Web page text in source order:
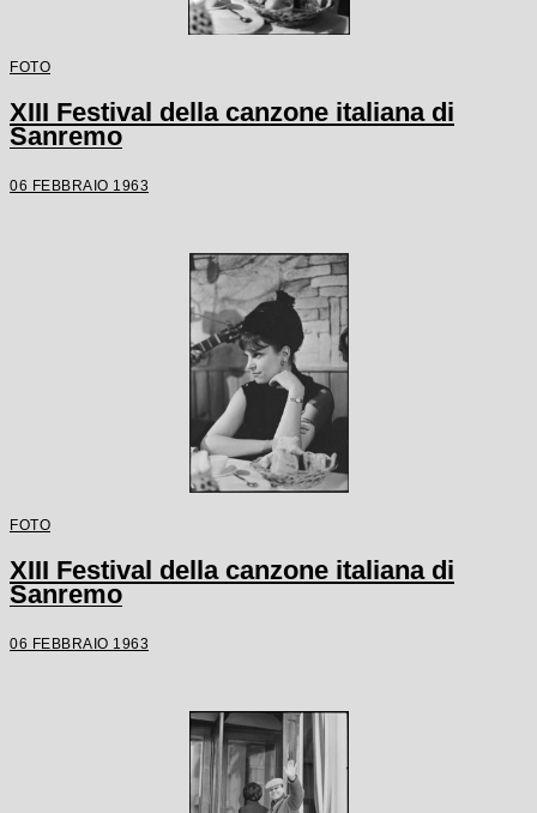
FOTO
XIII Festival della canzone italiana di
Sanremo
06 FEBBRAIO 1963
FOTO
XIII Festival della canzone italiana di
Sanremo
06 FEBBRAIO 1963